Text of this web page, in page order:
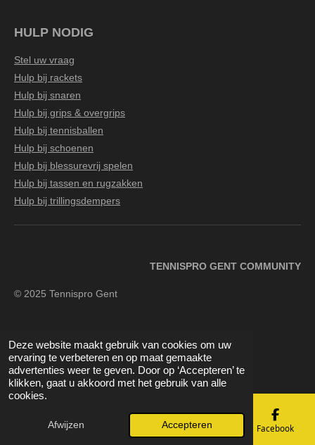
Deze website maakt gebruik van cookies om uw
ervaring te verbeteren en op maat gemaakte
advertenties weer te geven. Door op ‘Accepteren’ te
klikken, gaat u akkoord met het gebruik van alle
cookies.
Afwijzen Accepteren
HULP NODIG
Stel uw vraag
Hulp bij rackets
Hulp bij snaren
Hulp bij grips & overgrips
Hulp bij tennisballen
Hulp bij schoenen
Hulp bij blessurevrij spelen
Hulp bij tassen en rugzakken
Hulp bij trillingsdempers
TENNISPRO GENT COMMUNITY
© 2025 Tennispro Gent
F
a
c
e
I
n
s
a
g
Y
o
u
E-mailadres Telefoonnummer Kaart Facebook